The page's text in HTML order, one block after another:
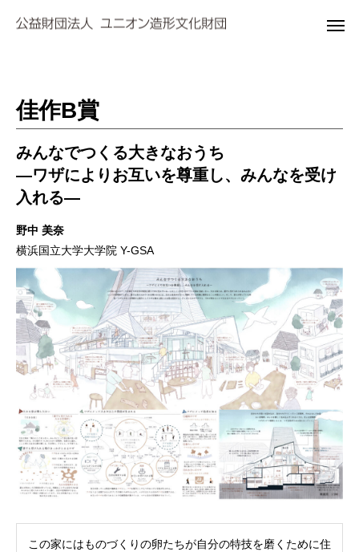
佳作B賞
みんなでつくる大きなおうち
―ワザによりお互いを尊重し、みんなを受け
入れる―
野中 美奈
横浜国立大学大学院 Y-GSA
この家にはものづくりの卵たちが自分の特技を磨くために住